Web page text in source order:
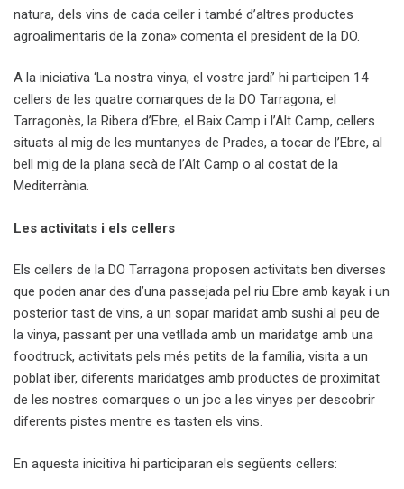
natura, dels vins de cada celler i també d’altres productes
agroalimentaris de la zona» comenta el president de la DO.
A la iniciativa ‘La nostra vinya, el vostre jardí’ hi participen 14
cellers de les quatre comarques de la DO Tarragona, el
Tarragonès, la Ribera d’Ebre, el Baix Camp i l’Alt Camp, cellers
situats al mig de les muntanyes de Prades, a tocar de l’Ebre, al
bell mig de la plana secà de l’Alt Camp o al costat de la
Mediterrània.
Les activitats i els cellers
Els cellers de la DO Tarragona proposen activitats ben diverses
que poden anar des d’una passejada pel riu Ebre amb kayak i un
posterior tast de vins, a un sopar maridat amb sushi al peu de
la vinya, passant per una vetllada amb un maridatge amb una
foodtruck, activitats pels més petits de la família, visita a un
poblat iber, diferents maridatges amb productes de proximitat
de les nostres comarques o un joc a les vinyes per descobrir
diferents pistes mentre es tasten els vins.
En aquesta inicitiva hi participaran els següents cellers: